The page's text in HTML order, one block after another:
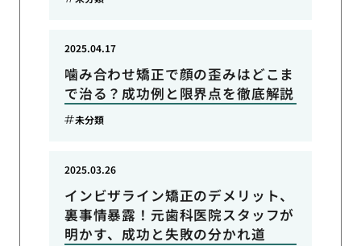
噛み合わせ矯正で顔の歪みはどこま
で治る？成功例と限界点を徹底解説
2025.04.17
未分類
インビザライン矯正のデメリット、
裏事情暴露！元歯科医院スタッフが
明かす、成功と失敗の分かれ道
2025.03.26